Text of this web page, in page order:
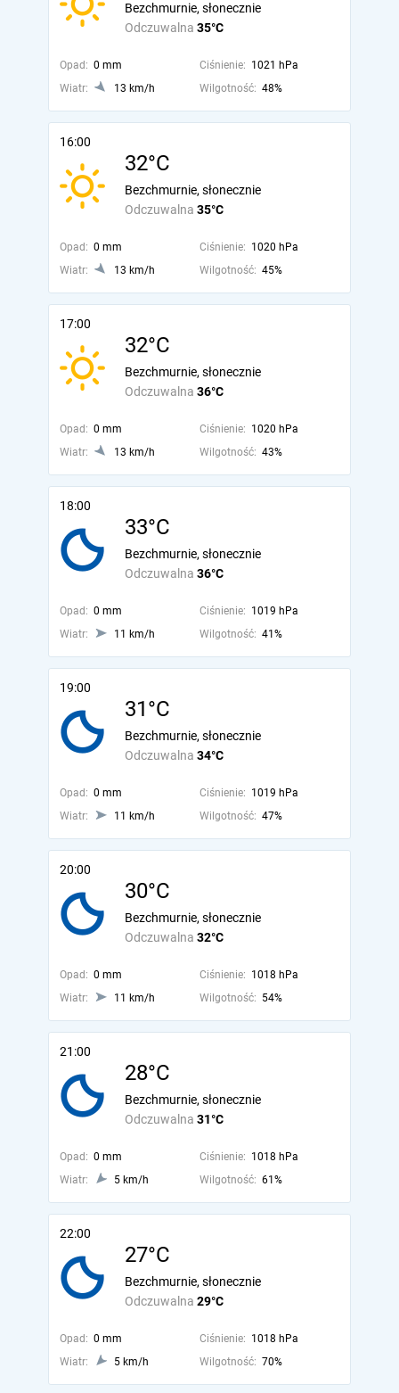
Odczuwalna 35°C
Bezchmurnie, słonecznie
Opad: 0 mm Ciśnienie: 1021 hPa
Wiatr:
13 km/h Wilgotność: 48%
16:00
32°C
Odczuwalna 35°C
Bezchmurnie, słonecznie
Opad: 0 mm Ciśnienie: 1020 hPa
Wiatr:
13 km/h Wilgotność: 45%
17:00
32°C
Odczuwalna 36°C
Bezchmurnie, słonecznie
Opad: 0 mm Ciśnienie: 1020 hPa
Wiatr:
13 km/h Wilgotność: 43%
18:00
33°C
Odczuwalna 36°C
Bezchmurnie, słonecznie
Opad: 0 mm Ciśnienie: 1019 hPa
Wiatr:
11 km/h Wilgotność: 41%
19:00
31°C
Odczuwalna 34°C
Bezchmurnie, słonecznie
Opad: 0 mm Ciśnienie: 1019 hPa
Wiatr:
11 km/h Wilgotność: 47%
20:00
30°C
Odczuwalna 32°C
Bezchmurnie, słonecznie
Opad: 0 mm Ciśnienie: 1018 hPa
Wiatr:
11 km/h Wilgotność: 54%
21:00
28°C
Odczuwalna 31°C
Bezchmurnie, słonecznie
Opad: 0 mm Ciśnienie: 1018 hPa
Wiatr:
5 km/h Wilgotność: 61%
22:00
27°C
Odczuwalna 29°C
Bezchmurnie, słonecznie
Opad: 0 mm Ciśnienie: 1018 hPa
Wiatr:
5 km/h Wilgotność: 70%